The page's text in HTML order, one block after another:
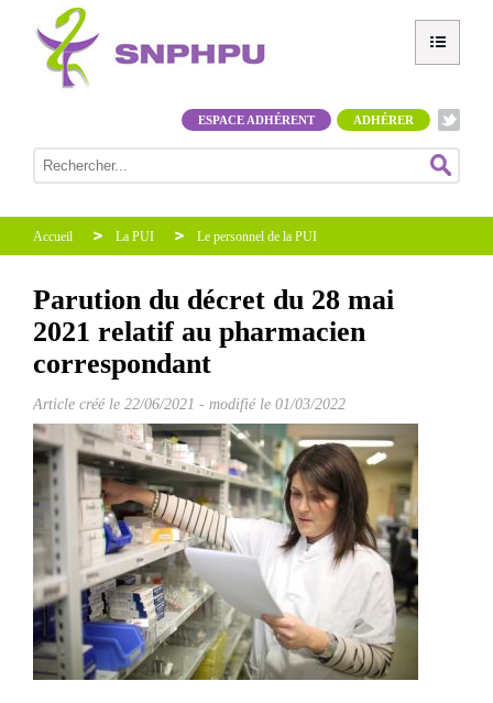
ADHÉRER
ESPACE ADHÉRENT
Accueil La PUI Le personnel de la PUI
Parution du décret du 28 mai
2021 relatif au pharmacien
correspondant
Article créé le 22/06/2021 - modifié le 01/03/2022